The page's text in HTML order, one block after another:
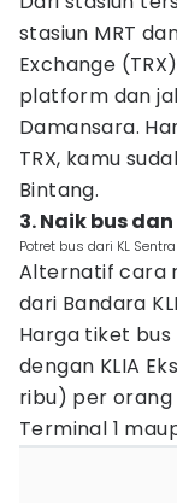
stasiun MRT
Exchange
platform dan
Damansara.
TRX, kamu
Bintang.
3. Naik bus
Potret bus dari KL
Alternatif cara
dari Bandara
Harga tiket
dengan KLIA
ribu) per orang
Terminal 1